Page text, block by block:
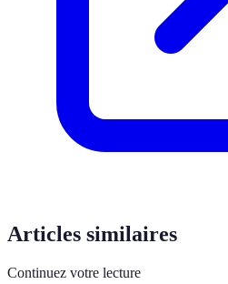
Articles similaires
Continuez votre lecture